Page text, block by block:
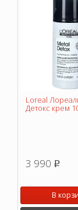
Loreal
Детокс крем
3 990 p
В